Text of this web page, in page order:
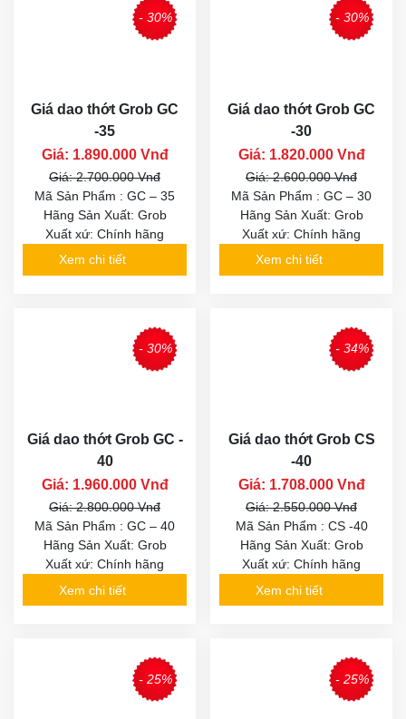
- 30%
Giá dao thớt Grob GC
-35
Giá: 1.890.000 Vnđ
Giá: 2.700.000 Vnđ
Mã Sản Phẩm : GC – 35
Hãng Sản Xuất: Grob
Xuất xứ: Chính hãng
Xem chi tiết
- 30%
Giá dao thớt Grob GC
-30
Giá: 1.820.000 Vnđ
Giá: 2.600.000 Vnđ
Mã Sản Phẩm : GC – 30
Hãng Sản Xuất: Grob
Xuất xứ: Chính hãng
Xem chi tiết
- 30%
Giá dao thớt Grob GC -
40
Giá: 1.960.000 Vnđ
Giá: 2.800.000 Vnđ
Mã Sản Phẩm : GC – 40
Hãng Sản Xuất: Grob
Xuất xứ: Chính hãng
Xem chi tiết
- 34%
Giá dao thớt Grob CS
-40
Giá: 1.708.000 Vnđ
Giá: 2.550.000 Vnđ
Mã Sản Phẩm : CS -40
Hãng Sản Xuất: Grob
Xuất xứ: Chính hãng
Xem chi tiết
- 25% - 25%